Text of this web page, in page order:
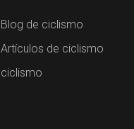
Blog de ciclismo
Artículos de ciclismo
ciclismo